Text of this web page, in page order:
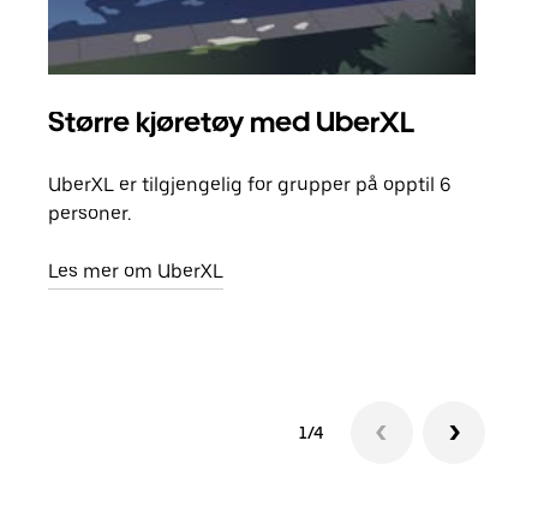
Større kjøretøy med UberXL
UberXL er tilgjengelig for grupper på opptil 6
personer.
Les mer om UberXL
1/4